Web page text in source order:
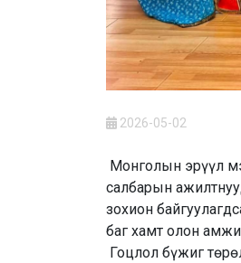
2026-05-02
Монголын эрүүл
салбарын
зохион
баг хамт олон
Гоцлол бүжиг